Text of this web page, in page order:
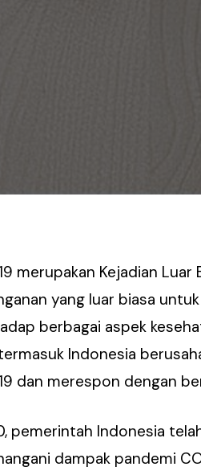
merupakan Kejadian
yang luar biasa
berbagai aspek
Indonesia
dan merespon dengan
pemerintah Indonesia
dampak pandemi